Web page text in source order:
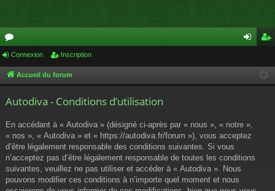
or
u cri
Connexion Inscription
Accueil du forum
Autodiva - Conditions d’utilisation
En accédant à « Autodiva » (désigné ci-après par « nous », « notre »,
« nos », « Autodiva » et « https://autodiva.fr/forum »), vous acceptez
d’être légalement responsable des conditions suivantes. Si vous
n’acceptez pas d’être légalement responsable de toutes les conditions
suivantes, veuillez ne pas utiliser et accéder à « Autodiva ». Nous
pouvons modifier ces conditions à n’importe quel moment et nous